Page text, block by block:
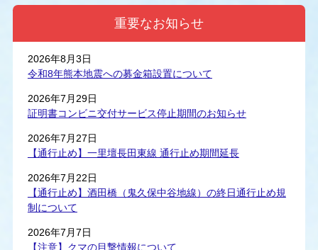
重要なお知らせ
2026年8月3日
令和8年熊本地震への募金箱設置について
2026年7月29日
証明書コンビニ交付サービス停止期間のお知らせ
2026年7月27日
【通行止め】一里壇長田東線 通行止め期間延長
2026年7月22日
【通行止め】酒田橋（鬼久保中谷地線）の終日通行止め規
制について
2026年7月7日
【注意】クマの目撃情報について